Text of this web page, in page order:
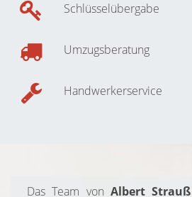
Schlüsselübergabe
Umzugsberatung
Handwerkerservice
Das Team von Albert